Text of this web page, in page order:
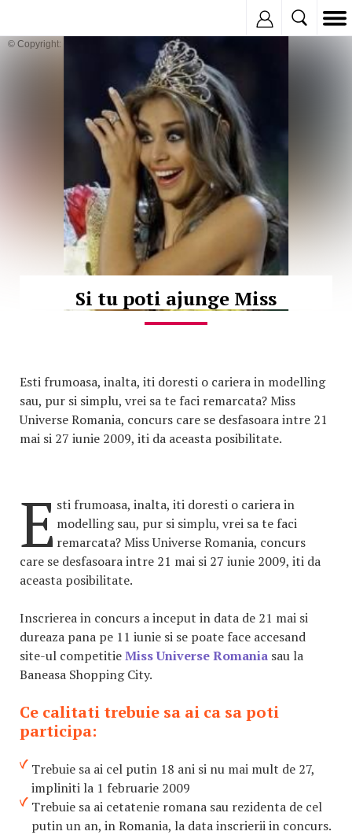
© Copyright:
Si tu poti ajunge Miss
Esti frumoasa, inalta, iti doresti o cariera in modelling
sau, pur si simplu, vrei sa te faci remarcata? Miss
Universe Romania, concurs care se desfasoara intre 21
mai si 27 iunie 2009, iti da aceasta posibilitate.
E sti frumoasa, inalta, iti doresti o cariera in
modelling sau, pur si simplu, vrei sa te faci
remarcata? Miss Universe Romania, concurs
care se desfasoara intre 21 mai si 27 iunie 2009, iti da
aceasta posibilitate.
Inscrierea in concurs a inceput in data de 21 mai si
dureaza pana pe 11 iunie si se poate face accesand
site-ul competitieMiss Universe Romania sau la
Baneasa Shopping City.
Ce calitati trebuie sa ai ca sa poti
participa:
Trebuie sa ai cel putin 18 ani si nu mai mult de 27,
impliniti la 1 februarie 2009
Trebuie sa ai cetatenie romana sau rezidenta de cel
putin un an, in Romania, la data inscrierii in concurs.